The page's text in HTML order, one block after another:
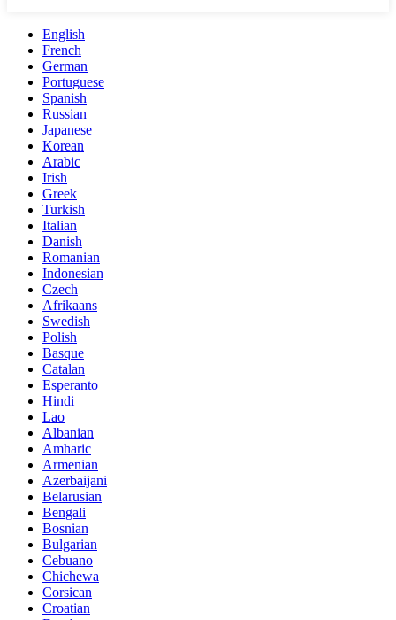
English
French
German
Portuguese
Spanish
Russian
Japanese
Korean
Arabic
Irish
Greek
Turkish
Italian
Danish
Romanian
Indonesian
Czech
Afrikaans
Swedish
Polish
Basque
Catalan
Esperanto
Hindi
Lao
Albanian
Amharic
Armenian
Azerbaijani
Belarusian
Bengali
Bosnian
Bulgarian
Cebuano
Chichewa
Corsican
Croatian